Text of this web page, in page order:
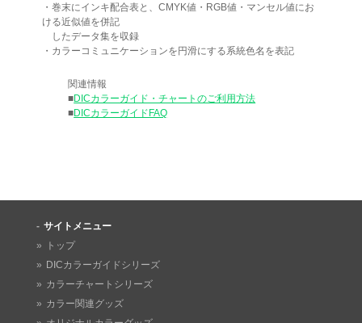
・巻末にインキ配合表と、CMYK値・RGB値・マンセル値にお
ける近似値を併記
したデータ集を収録
・カラーコミュニケーションを円滑にする系統色名を表記
関連情報
■DICカラーガイド・チャートのご利用方法
■DICカラーガイドFAQ
サイトメニュー
トップ
DICカラーガイドシリーズ
カラーチャートシリーズ
カラー関連グッズ